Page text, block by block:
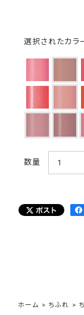
選択されたカラ
数量
ホーム > ちふれ >